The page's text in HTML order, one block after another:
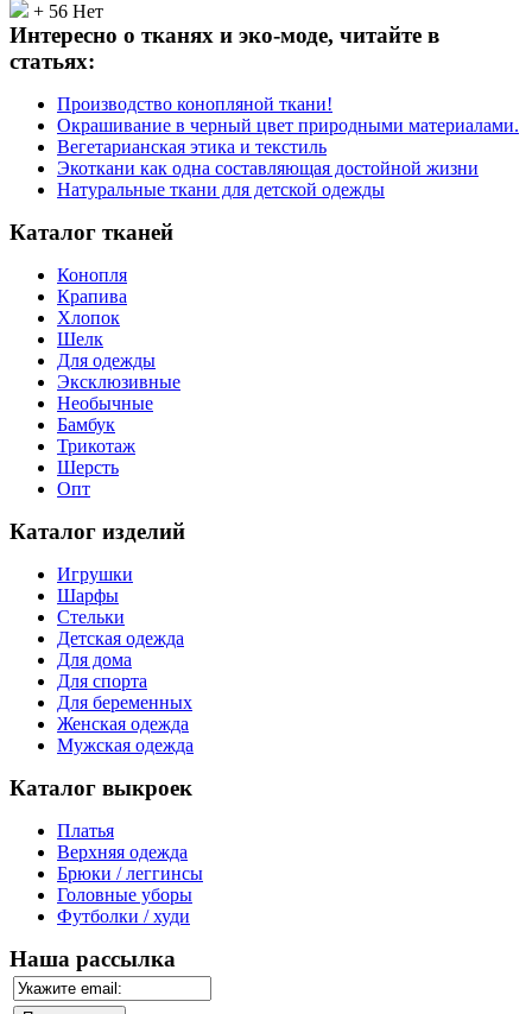
+ 56 Нет
Интересно о тканях и эко-моде, читайте в
статьях:
Производство конопляной ткани!
Окрашивание в черный цвет природными материалами.
Вегетарианская этика и текстиль
Экоткани как одна составляющая достойной жизни
Натуральные ткани для детской одежды
Каталог тканей
Конопля
Крапива
Хлопок
Шелк
Для одежды
Эксклюзивные
Необычные
Бамбук
Трикотаж
Шерсть
Опт
Каталог изделий
Игрушки
Шарфы
Стельки
Детская одежда
Для дома
Для спорта
Для беременных
Женская одежда
Мужская одежда
Каталог выкроек
Платья
Верхняя одежда
Брюки / леггинсы
Головные уборы
Футболки / худи
Наша рассылка